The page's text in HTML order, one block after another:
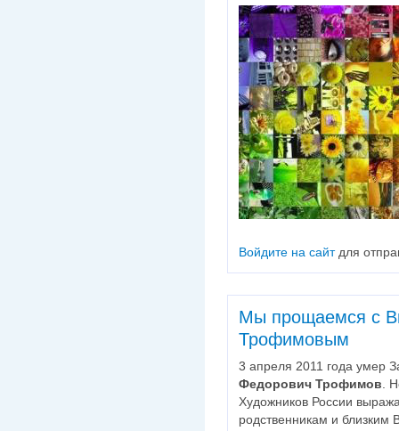
Войдите на сайтдля
Мы прощаемся с
Трофимовым
3 апреля 2011 года умер
Федорович Трофимов.
Художников России
родственникам и близким